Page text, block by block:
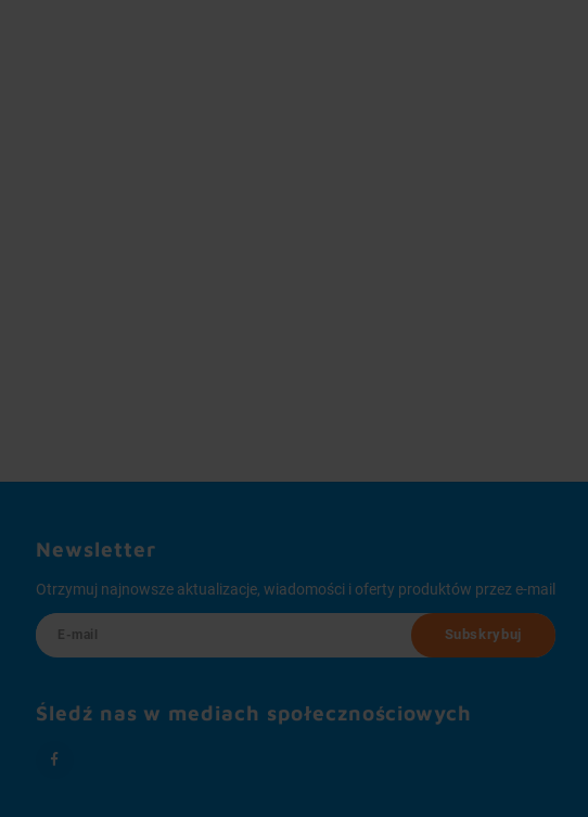
Newsletter
Otrzymuj najnowsze aktualizacje, wiadomości i oferty produktów przez e-mail
Subskrybuj
Śledź nas w mediach społecznościowych